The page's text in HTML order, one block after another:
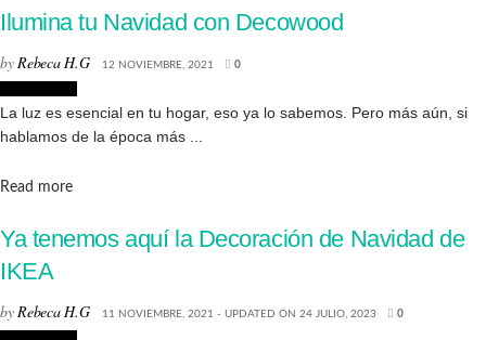
Ilumina tu Navidad con Decowood
byRebeca H.G 12 NOVIEMBRE, 2021 0
La luz es esencial en tu hogar, eso ya lo sabemos. Pero más aún, si
hablamos de la época más ...
Read moreDetails
Ya tenemos aquí la Decoración de Navidad de
IKEA
by Rebeca H.G 11 NOVIEMBRE, 2021 - UPDATED ON 24 JULIO, 2023 0